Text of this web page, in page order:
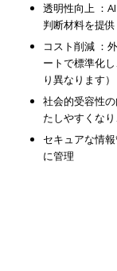
透明性向上 ：
判断材料を提供
コスト削減 ：
ートで標準化
り異なります）
社会的受容性
たしやすくな
セキュアな情
に管理